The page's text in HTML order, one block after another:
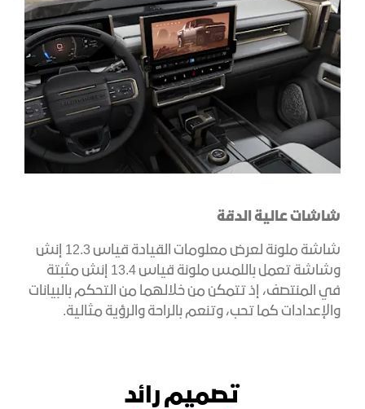
شاشات عالية الدقة
شاشة ملونة لعرض معلومات القيادة قياس 12.3 إنش
وشاشة تعمل باللمس ملونة قياس 13.4 إنش مثبتة
في المنتصف، إذ تتمكن من خلالهما من التحكم بالبيانات
والإعدادات كما تحب، وتنعم بالراحة والرؤية مثالية.
تصميم رائد